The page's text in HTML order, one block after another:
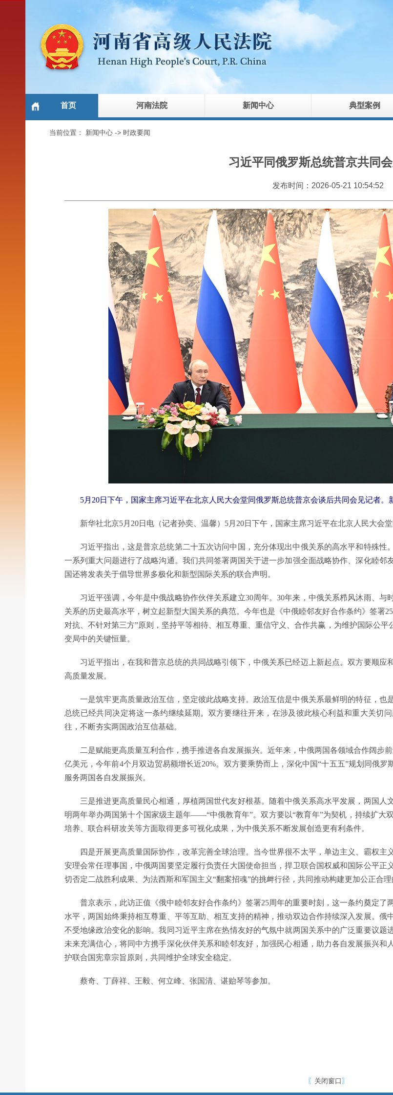
首页 河南法院 新闻中心 典型案例
当前位置： 新闻中心-> 时政要闻
习近平同俄罗斯总统普京共同
发布时间：2026-05-21 10:54:52
5月20日下午，国家主席习近平在北京人民大会堂同俄罗斯总统普京会谈后共同会见记者。
新华社北京5月20日电（记者孙奕、温馨）5月20日下午，国家主席习近平在北京人民大会堂
习近平指出，这是普京总统第二十五次访问中国，充分体现出中俄关系的高水平和特殊性
一系列重大问题进行了战略沟通。我们共同签署两国关于进一步加强全面战略协作、深化睦
国还将发表关于倡导世界多极化和新型国际关系的联合声明。
习近平强调，今年是中俄战略协作伙伴关系建立30周年。30年来，中俄关系栉风沐雨、与
关系的历史最高水平，树立起新型大国关系的典范。今年也是《中俄睦邻友好合作条约》签署
对抗、不针对第三方”原则，坚持平等相待、相互尊重、重信守义、合作共赢，为维护国际公
变局中的关键恒量。
习近平指出，在我和普京总统的共同战略引领下，中俄关系已经迈上新起点。双方要顺应
高质量发展。
一是筑牢更高质量政治互信，坚定彼此战略支持。政治互信是中俄关系最鲜明的特征，也
总统已经共同决定将这一条约继续延期。双方要继往开来，在涉及彼此核心利益和重大关切
往，不断夯实两国政治互信基础。
二是赋能更高质量互利合作，携手推进各自发展振兴。近年来，中俄两国各领域合作阔步前
亿美元，今年前4个月双边贸易额增长近20%。双方要乘势而上，深化中国“十五五”规划同俄罗
服务两国各自发展振兴。
三是推进更高质量民心相通，厚植两国世代友好根基。随着中俄关系高水平发展，两国人
明两年举办两国第十个国家级主题年——“中俄教育年”。双方要以“教育年”为契机，持续扩大
培养、联合科研攻关等方面取得更多可视化成果，为中俄关系不断发展创造更有利条件。
四是开展更高质量国际协作，改革完善全球治理。当今世界很不太平，单边主义、霸权主
安理会常任理事国，中俄两国要坚定履行负责任大国使命担当，捍卫联合国权威和国际公平
切否定二战胜利成果、为法西斯和军国主义“翻案招魂”的挑衅行径，共同推动构建更加公正合理
普京表示，此访正值《俄中睦邻友好合作条约》签署25周年的重要时刻，这一条约奠定了
水平，两国始终秉持相互尊重、平等互助、相互支持的精神，推动双边合作持续深入发展。
不受地缘政治变化的影响。我同习近平主席在热情友好的气氛中就两国关系中的广泛重要议
未来充满信心，将同中方携手深化伙伴关系和睦邻友好，加强民心相通，助力各自发展振兴
护联合国宪章宗旨原则，共同维护全球安全稳定。
蔡奇、丁薛祥、王毅、何立峰、张国清、谌贻琴等参加。
〖 关闭窗口〗